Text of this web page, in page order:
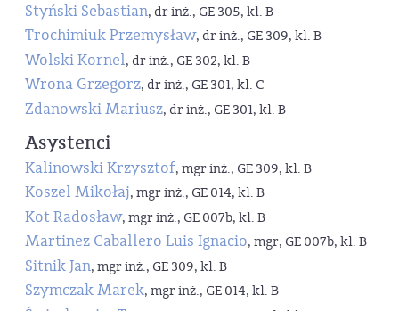
Styński Sebastian, dr inż., GE 305, kl. B
Trochimiuk Przemysław, dr inż., GE 309, kl. B
Wolski Kornel, dr inż., GE 302, kl. B
Wrona Grzegorz, dr inż., GE 301, kl. C
Zdanowski Mariusz, dr inż., GE 301, kl. B
Asystenci
Kalinowski Krzysztof, mgr inż., GE 309, kl. B
Koszel Mikołaj, mgr inż., GE 014, kl. B
Kot Radosław, mgr inż., GE 007b, kl. B
Martinez Caballero Luis Ignacio, mgr, GE 007b, kl. B
Sitnik Jan, mgr inż., GE 309, kl. B
Szymczak Marek, mgr inż., GE 014, kl. B